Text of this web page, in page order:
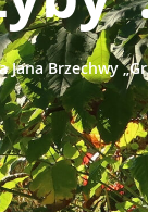
Brzechwy